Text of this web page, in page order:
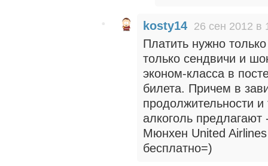
kosty14 26 сен 2012 в
Платить нужно
только сендвичи и
эконом-класса в
билета. Причем в
продолжительности
алкоголь
Мюнхен United
бесплатно=)